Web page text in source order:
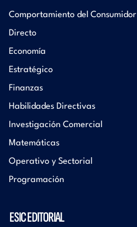
Comportamiento del Consumidor
Directo
Economía
Estratégico
Finanzas
Habilidades Directivas
Investigación Comercial
Matemáticas
Operativo y Sectorial
Programación
ESIC EDITORIAL